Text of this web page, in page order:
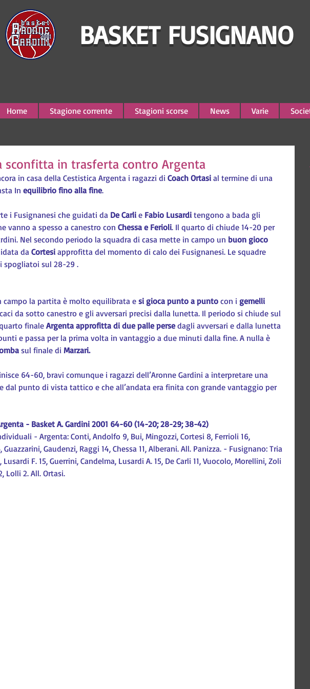
BASKET FUSIGNANO
Home Stagione corrente Stagioni scorse News Varie
sconfitta in trasferta contro Argenta
in casa della Cestistica Argenta i ragazzi di Coach Ortasi al termine di una
In equilibrio fino alla fine.
i Fusignanesi che guidati da De Carli e Fabio Lusardi tengono a bada gli
vanno a spesso a canestro con Chessa e Ferioli. Il quarto di chiude 14-20 per
Nel secondo periodo la squadra di casa mette in campo un buon gioco
da Cortesi approfitta del momento di calo dei Fusignanesi. Le squadre
spogliatoi sul 28-29 .
campo la partita è molto equilibrata e si gioca punto a punto con i gemelli
da sotto canestro e gli avversari precisi dalla lunetta. Il periodo si chiude sul
finale Argenta approfitta di due palle perse dagli avversari e dalla lunetta
e passa per la prima volta in vantaggio a due minuti dalla fine. A nulla è
sul finale di Marzari.
64-60, bravi comunque i ragazzi dell’Aronne Gardini a interpretare una
dal punto di vista tattico e che all’andata era finita con grande vantaggio per
- Basket A. Gardini 2001 64-60 (14-20; 28-29; 38-42)
- Argenta: Conti, Andolfo 9, Bui, Mingozzi, Cortesi 8, Ferrioli 16,
Guazzarini, Gaudenzi, Raggi 14, Chessa 11, Alberani. All. Panizza. - Fusignano: Tria
Lusardi F. 15, Guerrini, Candelma, Lusardi A. 15, De Carli 11, Vuocolo, Morellini, Zoli
Lolli 2. All. Ortasi.